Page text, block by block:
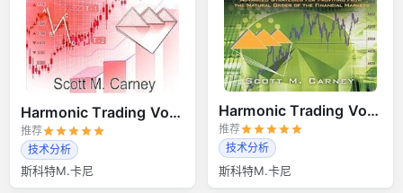
Harmonic Trading Volume 3
推荐
技术分析
斯科特M.卡尼
Harmonic Trading Volume 2
推荐
技术分析
斯科特M.卡尼